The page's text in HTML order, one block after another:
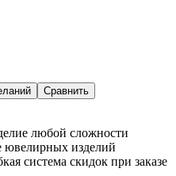
Сравнить
любой сложности
ювелирных изделий
система скидок при заказе